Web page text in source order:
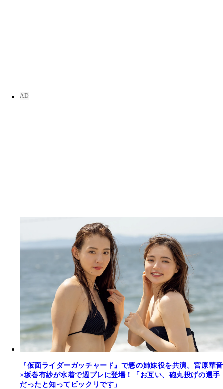
『仮面ライダーガッチャード』で悪の姉妹役を共演。宮原華音
×坂巻有紗が水着で週プレに登場！「お互い、砲丸投げの選手
だったと知ってビックリです」